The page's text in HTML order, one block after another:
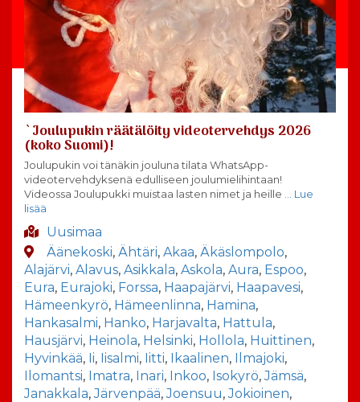
`Joulupukin räätälöity videotervehdys 2026
(koko Suomi)!
Joulupukin voi tänäkin jouluna tilata WhatsApp-
videotervehdyksenä edulliseen joulumielihintaan!
Videossa Joulupukki muistaa lasten nimet ja heille … Lue
lisää
Uusimaa
Äänekoski, Ähtäri, Akaa, Äkäslompolo,
Alajärvi, Alavus, Asikkala, Askola, Aura, Espoo,
Eura, Eurajoki, Forssa, Haapajärvi, Haapavesi,
Hämeenkyrö, Hämeenlinna, Hamina,
Hankasalmi, Hanko, Harjavalta, Hattula,
Hausjärvi, Heinola, Helsinki, Hollola, Huittinen,
Hyvinkää, Ii, Iisalmi, Iitti, Ikaalinen, Ilmajoki,
Ilomantsi, Imatra, Inari, Inkoo, Isokyrö,Jämsä,
Janakkala,Järvenpää,Joensuu,Jokioinen,